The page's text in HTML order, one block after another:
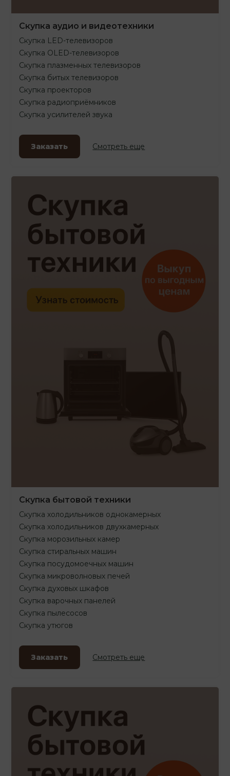
Скупка аудио и видеотехники
Скупка LED-телевизоров
Скупка OLED-телевизоров
Скупка плазменных телевизоров
Скупка битых телевизоров
Скупка проекторов
Скупка радиоприёмников
Скупка усилителей звука
Заказать Смотреть еще
Скупка бытовой техники
Скупка холодильников однокамерных
Скупка холодильников двухкамерных
Скупка морозильных камер
Скупка стиральных машин
Скупка посудомоечных машин
Скупка микроволновых печей
Скупка духовых шкафов
Скупка варочных панелей
Скупка пылесосов
Скупка утюгов
Заказать Смотреть еще